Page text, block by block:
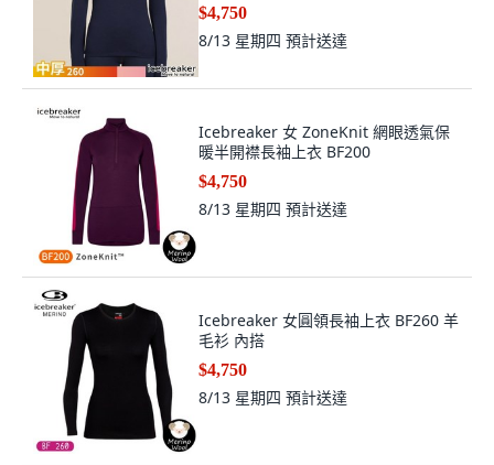
$4,750
8/13 星期四 預計送達
Icebreaker 女 ZoneKnit 網眼透氣保
暖半開襟長袖上衣 BF200
$4,750
8/13 星期四 預計送達
Icebreaker 女圓領長袖上衣 BF260 羊
毛衫 內搭
$4,750
8/13 星期四 預計送達